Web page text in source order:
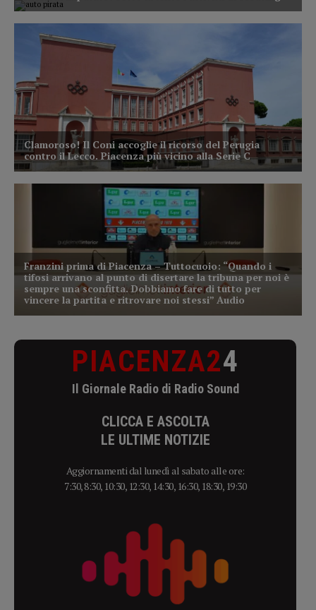
PIACENZA24
Il Giornale Radio di Radio Sound
CLICCA E ASCOLTA
LE ULTIME NOTIZIE
Aggiornamenti dal lunedì al sabato alle ore:
7:30, 8:30, 10:30, 12:30, 14:30, 16:30, 18:30, 19:30